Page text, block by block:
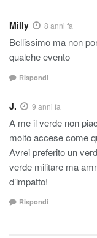
Milly 8 anni fa
Bellissimo ma non
qualche evento
Rispondi
J. 9 anni fa
A me il verde non
molto accese come
Avrei preferito un
verde militare ma
d’impatto!
Rispondi